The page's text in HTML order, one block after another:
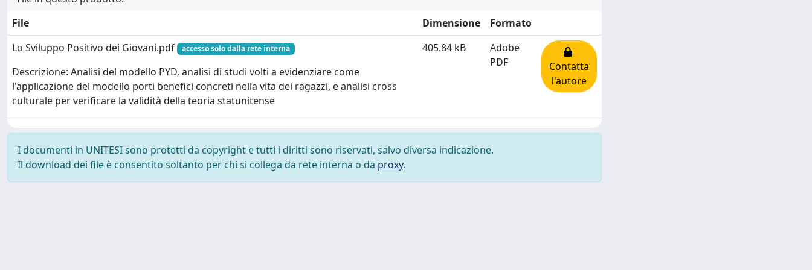
File
Dimensione
Formato
Lo Sviluppo Positivo dei Giovani.pdf
accesso solo dalla rete interna
Descrizione: Analisi del modello PYD, analisi di studi volti a evidenziare come
l'applicazione del modello porti benefici concreti nella vita dei ragazzi, e analisi cross
culturale per verificare la validità della teoria statunitense
405.84 kB
Adobe
PDF
Contatta
l'autore
I documenti in UNITESI sono protetti da copyright e tutti i diritti sono riservati, salvo diversa indicazione.
Il download dei file è consentito soltanto per chi si collega da rete interna o da proxy.